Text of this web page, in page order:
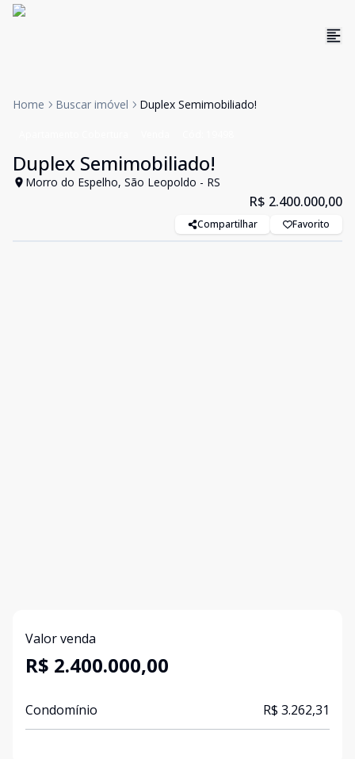
Home Buscar imóvel Duplex Semimobiliado!
Duplex Semimobiliado!
Morro do Espelho, São Leopoldo - RS
R$ 2.400.000,00
Compartilhar Favorito
Valor venda
R$ 2.400.000,00
Condomínio R$ 3.262,31